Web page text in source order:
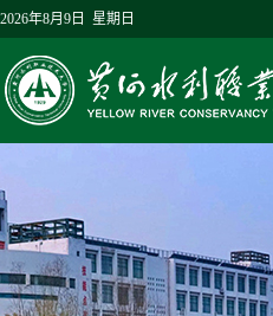
2026年8月9日 星期日